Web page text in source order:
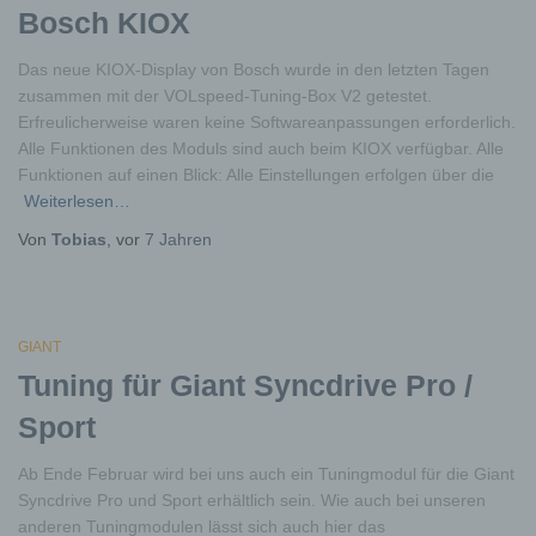
Bosch KIOX
Das neue KIOX-Display von Bosch wurde in den letzten Tagen
zusammen mit der VOLspeed-Tuning-Box V2 getestet.
Erfreulicherweise waren keine Softwareanpassungen erforderlich.
Alle Funktionen des Moduls sind auch beim KIOX verfügbar. Alle
Funktionen auf einen Blick: Alle Einstellungen erfolgen über die
Weiterlesen…
Von Tobias , vor 7 Jahren
GIANT
Tuning für Giant Syncdrive Pro /
Sport
Ab Ende Februar wird bei uns auch ein Tuningmodul für die Giant
Syncdrive Pro und Sport erhältlich sein. Wie auch bei unseren
anderen Tuningmodulen lässt sich auch hier das
natürlichen Person sind, identifiziert werden
kann.
b) betroffene Person
Betroffene Person ist jede identifizierte oder
identifizierbare natürliche Person, deren
personenbezogene Daten von dem für die
Verarbeitung Verantwortlichen verarbeitet
werden.
c) Verarbeitung
Organisation, das Ordnen, die Speicherung,
die Anpassung oder Veränderung, das
Verbreitung oder eine andere Form der
Bereitstellung, den Abgleich oder die
Verknüpfung, die Einschränkung, das